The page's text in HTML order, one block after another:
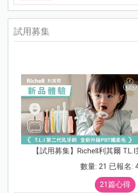
試用募集
【試用募集】Richell利其爾
數量: 21 已報名:
21篇心得